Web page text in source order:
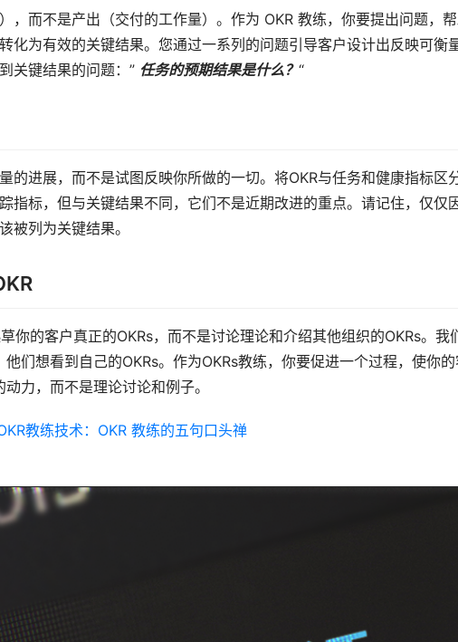
，而不是产出（交付的工作量）。作为 OKR 教练，你要提出问题，
化为有效的关键结果。您通过一系列的问题引导客户设计出反映可衡
关键结果的问题：” 任务的预期结果是什么？ “
的进展，而不是试图反映你所做的一切。将OKR与任务和健康指标区
指标，但与关键结果不同，它们不是近期改进的重点。请记住，仅仅
被列为关键结果。
你的客户真正的OKRs，而不是讨论理论和介绍其他组织的OKRs。我
们想看到自己的OKRs。作为OKRs教练，你要促进一个过程，使你的
力，而不是理论讨论和例子。